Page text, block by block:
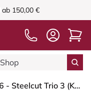
ab 150,00 €
HÅG Capisco 8106 - Steelcut Trio 3 (Kvadrat) - Wolle / Polyamid - STT133 - Light grey - Blush Rose - 200 mm (Sitzhöhe 46-64cm) - Weiche Rollen für harte Böden